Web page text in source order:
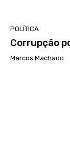
POLÍTICA
Corrupção
Marcos Machado -